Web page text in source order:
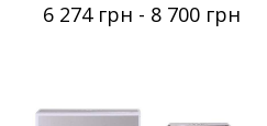
6 274 грн - 8 700 грн